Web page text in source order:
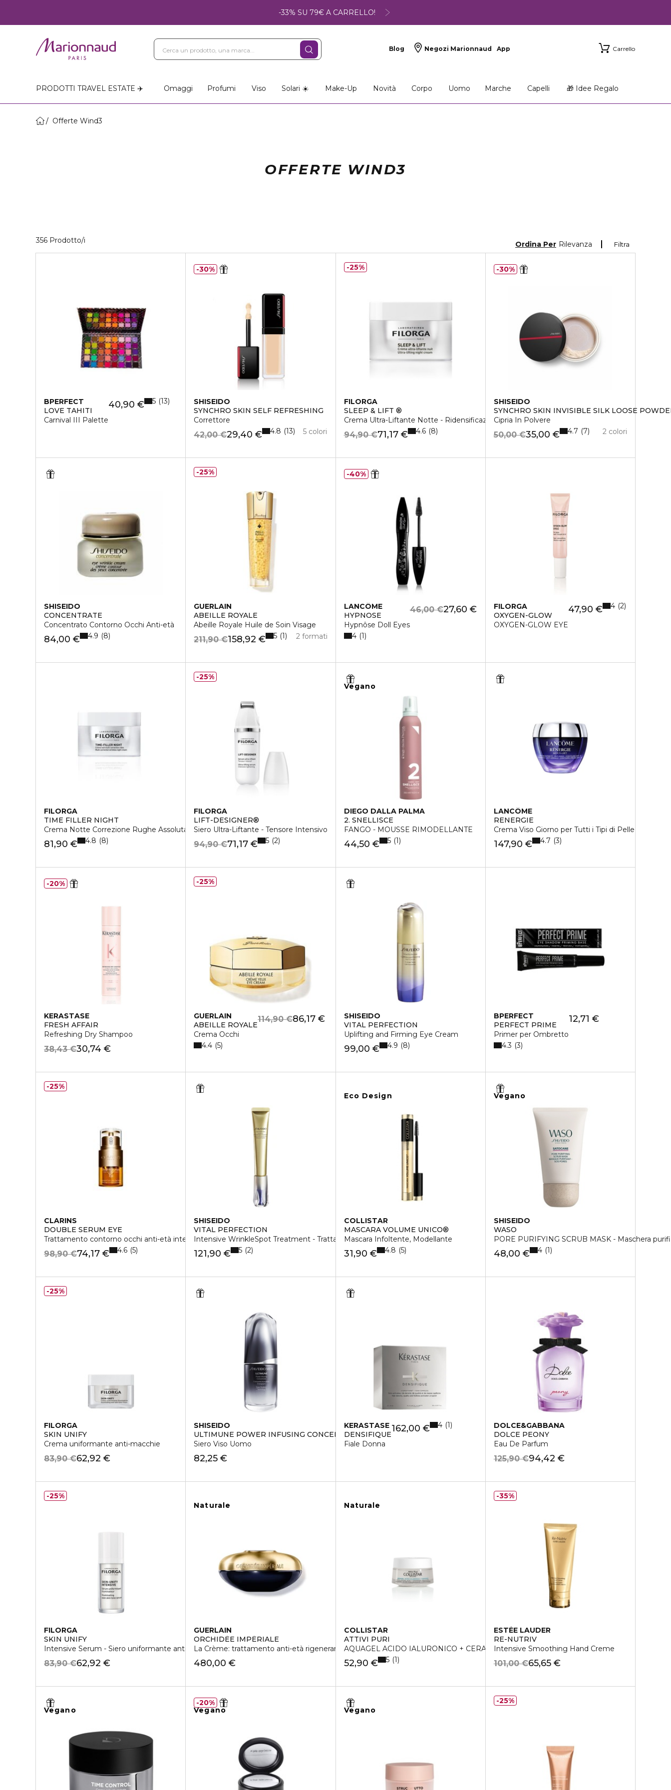
-33% SU 79€ A CARRELLO!
Blog Negozi Marionnaud App Carrello
PRODOTTI TRAVEL ESTATE ✈️ Omaggi Profumi Viso Solari ☀️ Make-Up Novità Corpo Uomo Marche Capelli 🎁 Idee Regalo
Offerte Wind3
OFFERTE WIND3
356 Prodotto/i Filtra
Ordina Per Rilevanza
BPERFECT
LOVE TAHITI
Carnival III Palette
40,90 € 5 13
SHISEIDO
SYNCHRO SKIN SELF REFRESHING
Correttore
29,40 €
42,00 € 5 colori
4.8 13
30%
FILORGA
SLEEP & LIFT ®
Crema Ultra-Liftante Notte - Ridensificazione Assoluta
71,17 €
94,90 € 4.6 8
25%
SHISEIDO
SYNCHRO SKIN INVISIBLE SILK LOOSE
Cipria In Polvere
35,00 €
50,00 € 2 colori
4.7 7
30%
SHISEIDO
CONCENTRATE
Concentrato Contorno Occhi Anti-età
84,00 € 4.9 8
GUERLAIN
ABEILLE ROYALE
Abeille Royale Huile de Soin Visage
158,92 €
211,90 € 2 formati
5 1
25%
LANCÔME
HYPNOSE
Hypnôse Doll Eyes
27,60 €
46,00 €
4 1
40%
FILORGA
OXYGEN-GLOW
OXYGEN-GLOW EYE
47,90 € 4 2
FILORGA
TIME FILLER NIGHT
Crema Notte Correzione Rughe Assoluta
81,90 € 4.8 8
FILORGA
LIFT-DESIGNER®
Siero Ultra-Liftante - Tensore Intensivo
71,17 €
94,90 € 5 2
25%
Vegano
DIEGO DALLA PALMA
2. SNELLISCE
FANGO - MOUSSE RIMODELLANTE
44,50 € 5 1
LANCÔME
RENERGIE
Crema Viso Giorno per Tutti i Tipi di Pelle
147,90 € 4.7 3
KERASTASE
FRESH AFFAIR
Refreshing Dry Shampoo
30,74 €
38,43 €
20%
GUERLAIN
ABEILLE ROYALE
Crema Occhi
86,17 €
114,90 €
4.4 5
25%
SHISEIDO
VITAL PERFECTION
Uplifting and Firming Eye Cream
99,00 € 4.9 8
BPERFECT
PERFECT PRIME
Primer per Ombretto
12,71 €
4.3 3
CLARINS
DOUBLE SERUM EYE
Trattamento contorno occhi anti-età intensivo
74,17 €
98,90 € 4.6 5
25%
SHISEIDO
VITAL PERFECTION
Intensive WrinkleSpot Treatment - Trattamento Viso
121,90 € 5 2
Eco Design
COLLISTAR
MASCARA VOLUME UNICO®
Mascara Infoltente, Modellante
31,90 € 4.8 5
Vegano
SHISEIDO
WASO
PORE PURIFYING SCRUB MASK - Maschera
48,00 € 4 1
FILORGA
SKIN UNIFY
Crema uniformante anti-macchie
62,92 €
83,90 €
25%
SHISEIDO
ULTIMUNE POWER INFUSING CONCENTRATE
Siero Viso Uomo
82,25 €
KERASTASE
DENSIFIQUE
Fiale Donna
162,00 € 4 1
DOLCE&GABBANA
DOLCE PEONY
Eau De Parfum
94,42 €
125,90 €
FILORGA
SKIN UNIFY
Intensive Serum - Siero uniformante anti-macchie
62,92 €
83,90 €
25%
Naturale
GUERLAIN
ORCHIDÉE IMPÉRIALE
La Crème: trattamento anti-età rigenerante d'eccezione
480,00 €
Naturale
COLLISTAR
ATTIVI PURI
AQUAGEL ACIDO IALURONICO + CERAMIDI
52,90 € 5 1
ESTÉE LAUDER
RE-NUTRIV
Intensive Smoothing Hand Creme
65,65 €
101,00 €
35%
Vegano Vegano
20%
Vegano
25%